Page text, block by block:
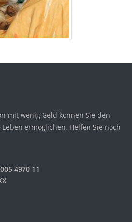
mit wenig Geld können Sie den
ermöglichen. Helfen Sie noch
4970 11